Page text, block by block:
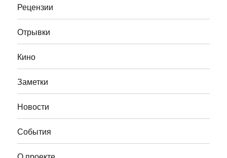
Рецензии
Отрывки
Кино
Заметки
Новости
События